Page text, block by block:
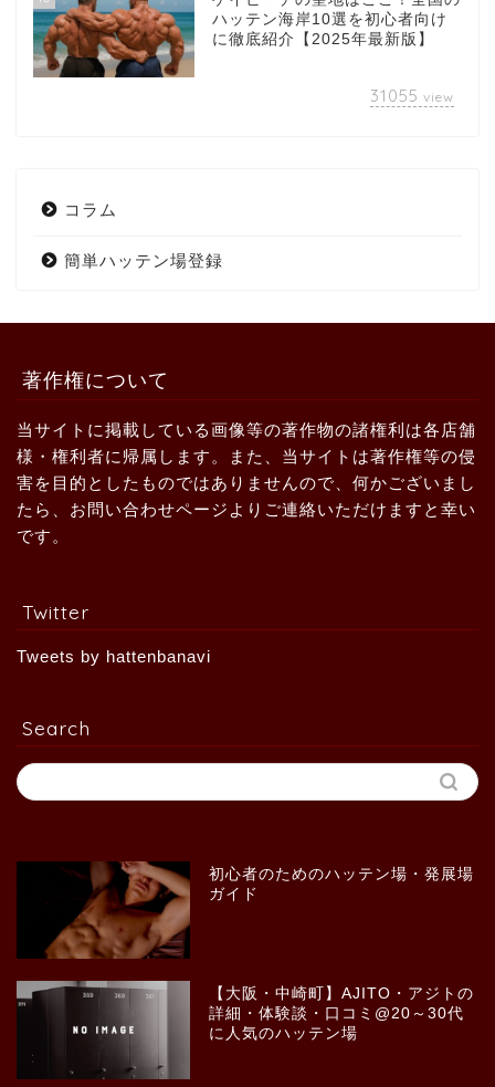
ハッテン海岸10選を初心者向け
に徹底紹介【2025年最新版】
31055 view
コラム
簡単ハッテン場登録
著作権について
当サイトに掲載している画像等の著作物の諸権利は各店舗
様・権利者に帰属します。また、当サイトは著作権等の侵
害を目的としたものではありませんので、何かございまし
たら、お問い合わせページよりご連絡いただけますと幸い
です。
Twitter
Tweets by hattenbanavi
Search
初心者のためのハッテン場・発展場
ガイド
【大阪・中崎町】AJITO・アジトの
詳細・体験談・口コミ@20～30代
に人気のハッテン場